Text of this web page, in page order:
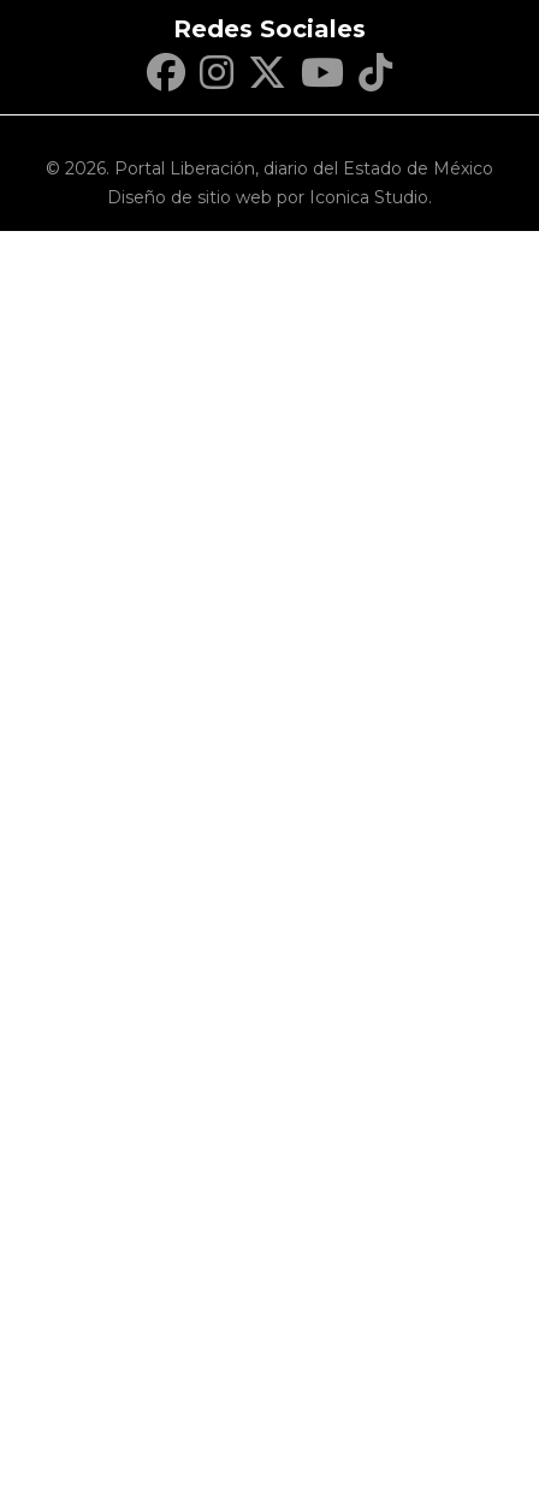
Redes Sociales
© 2026. Portal Liberación, diario del Estado de México
Diseño de sitio web por Iconica Studio.